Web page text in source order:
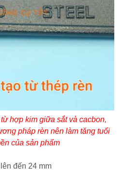
hợp kim giữa sắt và cacbon,
pháp rèn nên làm tăng tuổi
của sản phẩm
đến 24 mm